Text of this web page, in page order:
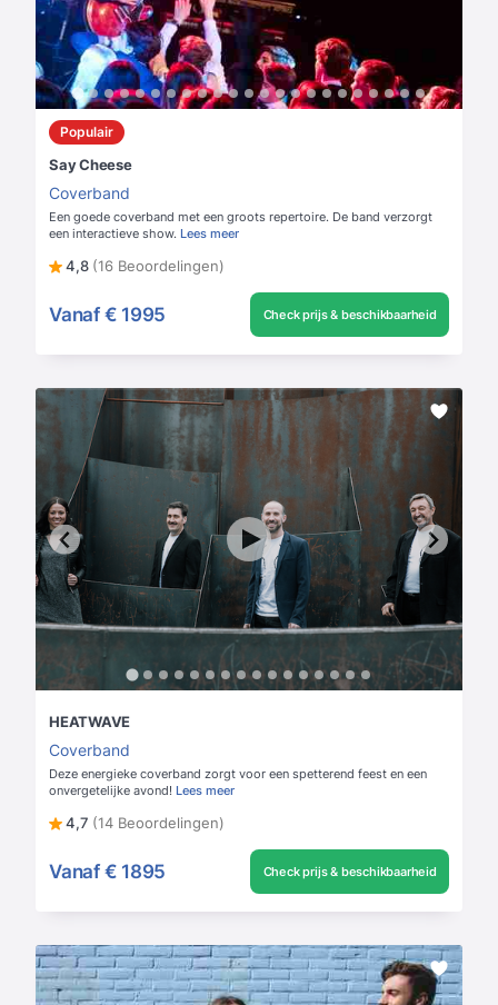
Populair
Say Cheese
Coverband
Een goede coverband met een groots repertoire. De band verzorgt
een interactieve show. Lees meer
4,8 (16 Beoordelingen)
Vanaf € 1995 Check prijs & beschikbaarheid
HEATWAVE
Coverband
Deze energieke coverband zorgt voor een spetterend feest en een
onvergetelijke avond! Lees meer
4,7 (14 Beoordelingen)
Vanaf € 1895 Check prijs & beschikbaarheid